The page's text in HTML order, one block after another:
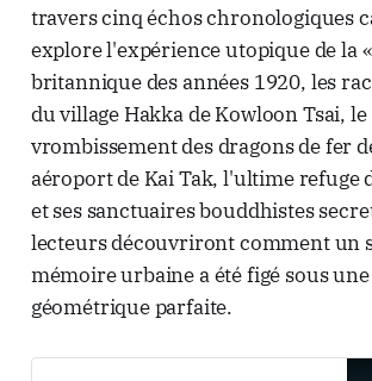
travers cinq échos chronologiques
explore l'expérience utopique de la
britannique des années 1920, les
du village Hakka de Kowloon Tsai, le
vrombissement des dragons de fer
aéroport de Kai Tak, l'ultime refuge
et ses sanctuaires bouddhistes
lecteurs découvriront comment un
mémoire urbaine a été figé sous
géométrique parfaite.